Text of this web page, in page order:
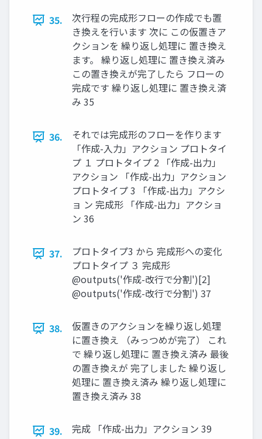
35.
次行程の完成形フローの作成でも置
き換えを行います 次に この仮置きア
クションを 繰り返し処理に 置き換え
ます。 繰り返し処理に 置き換え済み
この置き換えが完了したら フローの
完成です 繰り返し処理に 置き換え済
み 35
36.
それでは完成形のフローを作ります
「作成-入力」アクション プロトタイ
プ １ プロトタイプ 2 「作成-出力」
アクション 「作成-出力」アクション
プロトタイプ 3 「作成-出力」アクシ
ョ ン 完成形 「作成-出力」アクショ
ン 36
37.
プロトタイプ3 から 完成形への変化
プロトタイプ ３ 完成形
@outputs('作成-改行で分割')[2]
@outputs('作成-改行で分割') 37
38.
仮置きのアクションを繰り返し処理
に置き換え （みっつめが完了） これ
で 繰り返し処理に 置き換え済み 最後
の置き換えが 完了しました 繰り返し
処理に 置き換え済み 繰り返し処理に
置き換え済み 38
39. 完成 「作成-出力」アクション 39